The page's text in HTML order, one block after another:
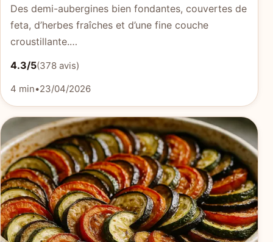
Des demi-aubergines bien fondantes, couvertes de
feta, d’herbes fraîches et d’une fine couche
croustillante.…
4.3/5(378 avis)
4 min•23/04/2026